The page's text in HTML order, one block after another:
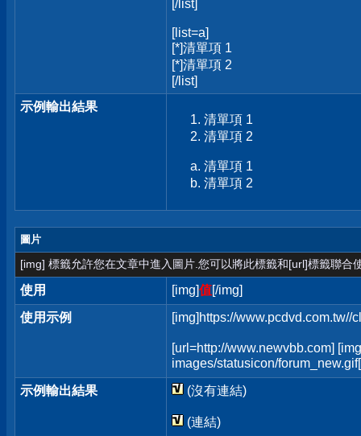
[/list]
[list=a]
[*]清單項 1
[*]清單項 2
[/list]
示例輸出結果
清單項 1
清單項 2
清單項 1
清單項 2
圖片
[img] 標籤允許您在文章中進入圖片.您可以將此標籤和[url]標籤聯合
使用 [img]值[/img]
使用示例
[img]https://www.pcdvd.com.tw//
[url=http://www.newvbb.com]
images/statusicon/
示例輸出結果
(沒有連結)
(連結)